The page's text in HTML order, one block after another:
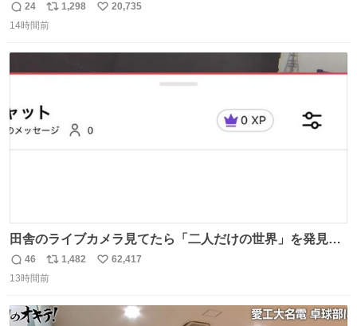
返
信
24
リ
ポ
1,298
い
20,735
14時間前
田舎のライブカメラ見てたら「二人だけの世界」を発見し
た
返
信
46
リ
ポ
ト
1,482
い
62,417
13時間前